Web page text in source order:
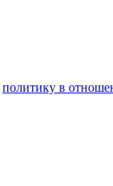
политику в